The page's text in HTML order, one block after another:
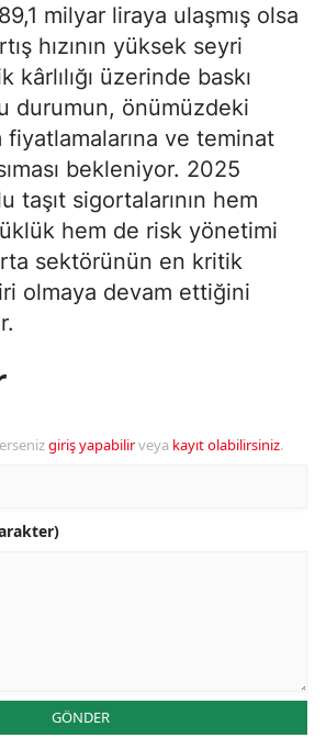
milyar liraya ulaşmış olsa
hızının yüksek seyri
üzerinde baskı
durumun, önümüzdeki
ve teminat
bekleniyor. 2025
taşıt sigortalarının hem
hem de risk yönetimi
sektörünün en kritik
olmaya devam ettiğini
giriş yapabilirveya kayıt olabilirsiniz.
GÖNDER